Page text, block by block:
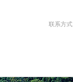
联系方